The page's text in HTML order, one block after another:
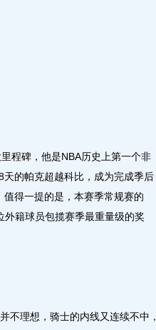
程碑，他是NBA历史上第一个非
的帕克超越科比，成为完成季后
得一提的是，本赛季常规赛的
外籍球员包揽赛季最重量级的奖
理想，骑士的内线又连续不中，